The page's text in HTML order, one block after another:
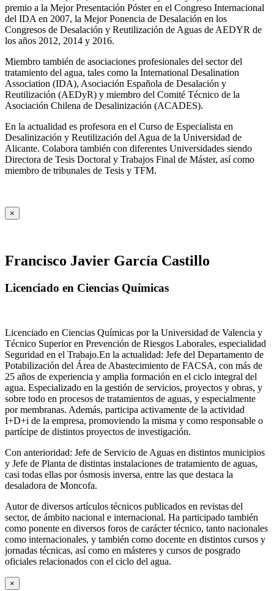
premio a la Mejor Presentación Póster en el Congreso Internacional
del IDA en 2007, la Mejor Ponencia de Desalación en los
Congresos de Desalación y Reutilización de Aguas de AEDYR de
los años 2012, 2014 y 2016.
Miembro también de asociaciones profesionales del sector del
tratamiento del agua, tales como la International Desalination
Association (IDA), Asociación Española de Desalación y
Reutilización (AEDyR) y miembro del Comité Técnico de la
Asociación Chilena de Desalinización (ACADES).
En la actualidad es profesora en el Curso de Especialista en
Desalinización y Reutilización del Agua de la Universidad de
Alicante. Colabora también con diferentes Universidades siendo
Directora de Tesis Doctoral y Trabajos Final de Máster, así como
miembro de tribunales de Tesis y TFM.
×
Francisco Javier García Castillo
Licenciado en Ciencias Químicas
Licenciado en Ciencias Químicas por la Universidad de Valencia y
Técnico Superior en Prevención de Riesgos Laborales, especialidad
Seguridad en el Trabajo.En la actualidad: Jefe del Departamento de
Potabilización del Área de Abastecimiento de FACSA, con más de
25 años de experiencia y amplia formación en el ciclo integral del
agua. Especializado en la gestión de servicios, proyectos y obras, y
sobre todo en procesos de tratamientos de aguas, y especialmente
por membranas. Además, participa activamente de la actividad
I+D+i de la empresa, promoviendo la misma y como responsable o
partícipe de distintos proyectos de investigación.
Con anterioridad: Jefe de Servicio de Aguas en distintos municipios
y Jefe de Planta de distintas instalaciones de tratamiento de aguas,
casi todas ellas por ósmosis inversa, entre las que destaca la
desaladora de Moncofa.
Autor de diversos artículos técnicos publicados en revistas del
sector, de ámbito nacional e internacional. Ha participado también
como ponente en diversos foros de carácter técnico, tanto nacionales
como internacionales, y también como docente en distintos cursos y
jornadas técnicas, así como en másteres y cursos de posgrado
oficiales relacionados con el ciclo del agua.
×